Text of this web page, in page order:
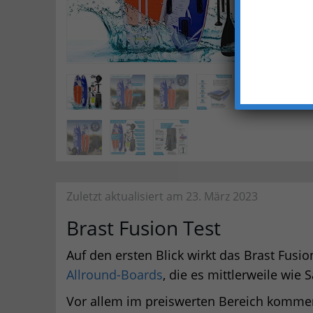
Zuletzt aktualisiert am 23. März 2023
Brast Fusion Test
Auf den ersten Blick wirkt das Brast
Allround-Boards, die es mittlerweile wie
Vor allem im preiswerten Bereich